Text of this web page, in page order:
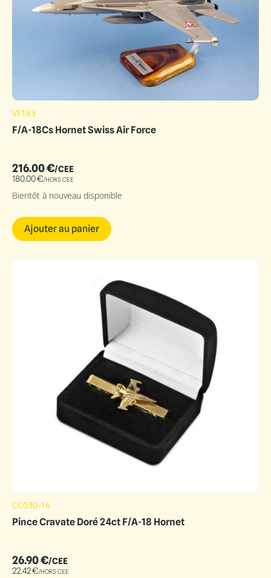
VF183
F/A-18Cs Hornet Swiss Air Force
216.00€/CEE
180.00€/HORS CEE
Bientôt à nouveau disponible
Ajouter au panier
CC030-16
Pince Cravate Doré 24ct F/A-18 Hornet
26.90€/CEE
22.42€/HORS CEE